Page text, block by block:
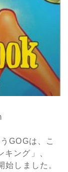
GOGは、こ
ング」、
始しました。